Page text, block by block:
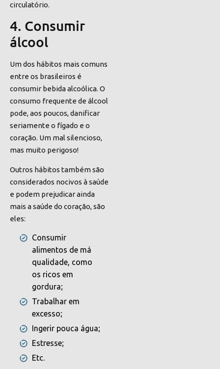
circulatório.
4. Consumir
álcool
Um dos hábitos mais comuns
entre os brasileiros é
consumir bebida alcoólica. O
consumo frequente de álcool
pode, aos poucos, danificar
seriamente o fígado e o
coração. Um mal silencioso,
mas muito perigoso!
Outros hábitos também são
considerados nocivos à saúde
e podem prejudicar ainda
mais a saúde do coração, são
eles:
Consumir
alimentos de má
qualidade, como
os ricos em
gordura;
Trabalhar em
excesso;
Ingerir pouca água;
Estresse;
Etc.